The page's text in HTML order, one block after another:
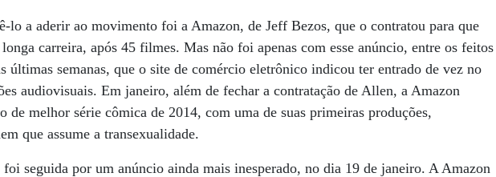
lo a aderir ao movimento foi a Amazon, de Jeff Bezos, que o contratou para que
carreira, após 45 filmes. Mas não foi apenas com esse anúncio, entre os feitos
últimas semanas, que o site de comércio eletrônico indicou ter entrado de vez no
audiovisuais. Em janeiro, além de fechar a contratação de Allen, a Amazon
de melhor série cômica de 2014, com uma de suas primeiras produções,
que assume a transexualidade.
foi seguida por um anúncio ainda mais inesperado, no dia 19 de janeiro. A Amazon